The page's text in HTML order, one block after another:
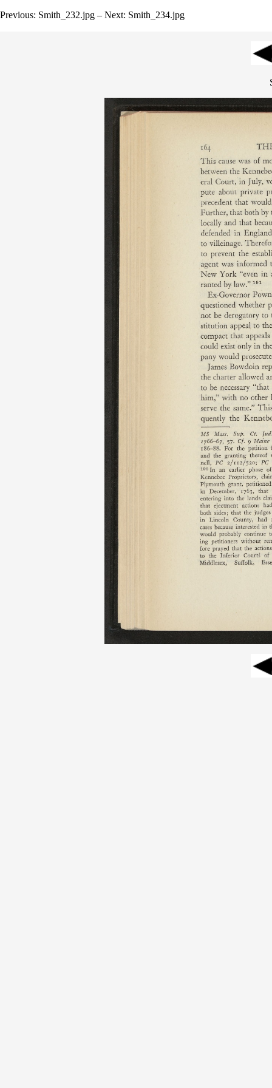
Previous: Smith_232.jpg – Next: Smith_234.jpg